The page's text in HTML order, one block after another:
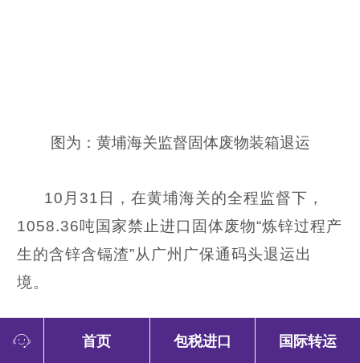
图为：黄埔海关监督固体废物装箱退运
10月31日，在黄埔海关的全程监督下，
1058.36吨国家禁止进口 固体废物“炼锌过程产
生的含锌含镉渣”从广州广保通码头退运出
境。
首页 包税进口 国际转运